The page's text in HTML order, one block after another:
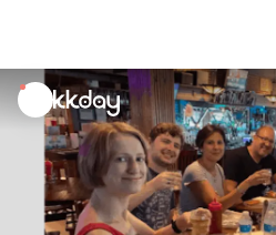
unread
notifications